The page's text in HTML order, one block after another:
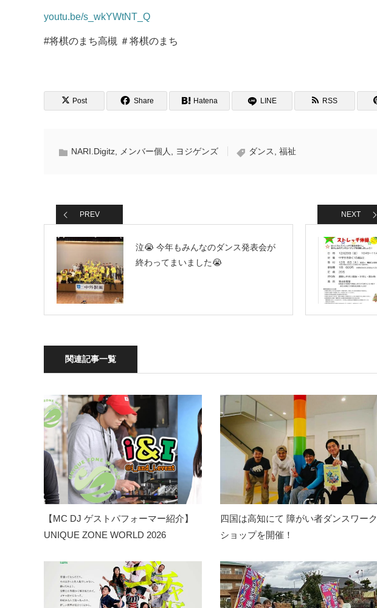
youtu.be/s_wkYWtNT_Q
#将棋のまち高槻 ＃将棋のまち
Post Share Hatena LINE RSS
NARI.Digitz メンバー個人 ヨジゲンズ ダンス 福祉
PREV
泣😭 今年もみんなのダンス発表会が
終わってまいました😭
NEXT
関連記事一覧
【MC DJ ゲストパフォーマー紹介】
UNIQUE ZONE WORLD 2026
四国は高知にて 障がい者ダンスワーク
ショップを開催！